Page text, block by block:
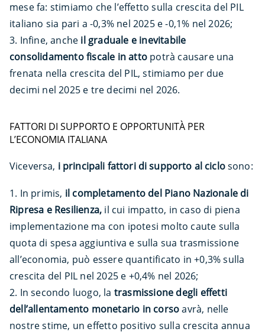
mese fa: stimiamo che l’effetto sulla crescita del PIL
italiano sia pari a -0,3% nel 2025 e -0,1% nel 2026;
Infine, anche il graduale e inevitabile
consolidamento fiscale in atto potrà causare una
frenata nella crescita del PIL, stimiamo per due
decimi nel 2025 e tre decimi nel 2026.
FATTORI DI SUPPORTO E OPPORTUNITÀ PER
L’ECONOMIA ITALIANA
Viceversa, i principali fattori di supporto al ciclosono:
In primis, il completamento del Piano Nazionale di
Ripresa e Resilienza, il cui impatto, in caso di piena
implementazione ma con ipotesi molto caute sulla
quota di spesa aggiuntiva e sulla sua trasmissione
all’economia, può essere quantificato in +0,3% sulla
crescita del PIL nel 2025 e +0,4% nel 2026;
In secondo luogo, la trasmissione degli effetti
dell’allentamento monetario in corsoavrà, nelle
nostre stime, un effetto positivo sulla crescita annua